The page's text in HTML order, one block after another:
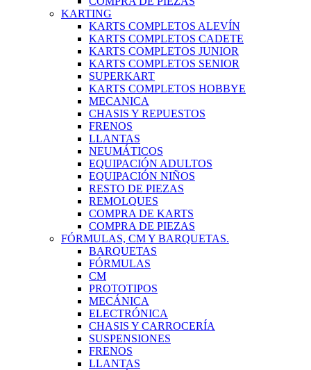
KARTING
KARTS COMPLETOS ALEVÍN
KARTS COMPLETOS CADETE
KARTS COMPLETOS JUNIOR
KARTS COMPLETOS SENIOR
SUPERKART
KARTS COMPLETOS HOBBYE
MECANICA
CHASIS Y REPUESTOS
FRENOS
LLANTAS
NEUMÁTICOS
EQUIPACIÓN ADULTOS
EQUIPACIÓN NIÑOS
RESTO DE PIEZAS
REMOLQUES
COMPRA DE KARTS
COMPRA DE PIEZAS
FÓRMULAS, CM Y BARQUETAS.
BARQUETAS
FÓRMULAS
CM
PROTOTIPOS
MECÁNICA
ELECTRÓNICA
CHASIS Y CARROCERÍA
SUSPENSIONES
FRENOS
LLANTAS